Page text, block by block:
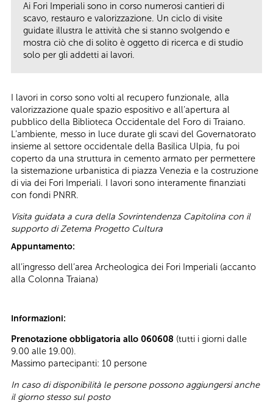
Ai Fori Imperiali sono in corso numerosi cantieri di
scavo, restauro e valorizzazione. Un ciclo di visite
guidate illustra le attività che si stanno svolgendo e
mostra ciò che di solito è oggetto di ricerca e di studio
solo per gli addetti ai lavori.
I lavori in corso sono volti al recupero funzionale, alla
valorizzazione quale spazio espositivo e all’apertura al
pubblico della Biblioteca Occidentale del Foro di Traiano.
L’ambiente, messo in luce durate gli scavi del Governatorato
insieme al settore occidentale della Basilica Ulpia, fu poi
coperto da una struttura in cemento armato per permettere
la sistemazione urbanistica di piazza Venezia e la costruzione
di via dei Fori Imperiali. I lavori sono interamente finanziati
con fondi PNRR.
Visita guidata a cura della Sovrintendenza Capitolina con il
supporto di Zetema Progetto Cultura
Appuntamento:
all’ingresso dell’area Archeologica dei Fori Imperiali (accanto
alla Colonna Traiana)
Informazioni:
Prenotazione obbligatoria allo 060608 (tutti i giorni dalle
9.00 alle 19.00).
Massimo partecipanti: 10 persone
In caso di disponibilità le persone possono aggiungersi anche
il giorno stesso sul posto